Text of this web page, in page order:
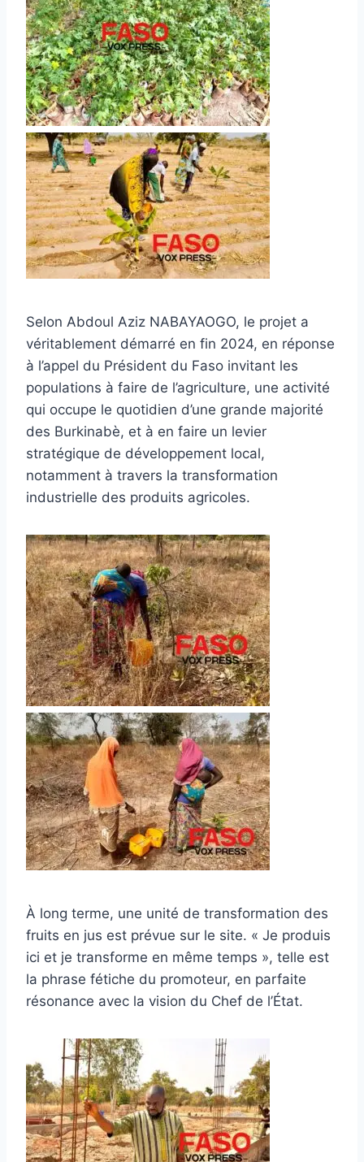
Selon Abdoul Aziz NABAYAOGO, le projet a
véritablement démarré en fin 2024, en réponse
à l’appel du Président du Faso invitant les
populations à faire de l’agriculture, une activité
qui occupe le quotidien d’une grande majorité
des Burkinabè, et à en faire un levier
stratégique de développement local,
notamment à travers la transformation
industrielle des produits agricoles.
À long terme, une unité de transformation des
fruits en jus est prévue sur le site. « Je produis
ici et je transforme en même temps », telle est
la phrase fétiche du promoteur, en parfaite
résonance avec la vision du Chef de l’État.